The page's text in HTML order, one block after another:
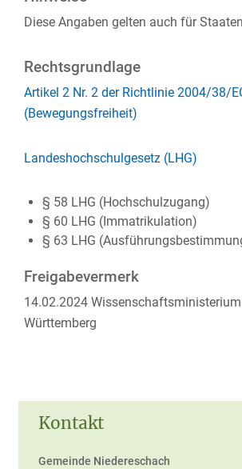
Kontakt
Gemeinde Niedereschach
Diese Angaben gelten auch für
Rechtsgrundlage
Artikel 2 Nr. 2 der Richtlinie 2004/38/
(Bewegungsfreiheit)
Landeshochschulgesetz (LHG)
§ 58 LHG (Hochschulzugang)
§ 60 LHG (Immatrikulation)
§ 63 LHG
Freigabevermerk
14.02.2024
Württemberg